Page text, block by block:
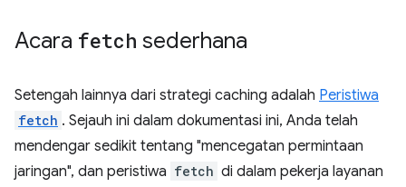
Acara fetch sederhana
Setengah lainnya dari strategi caching adalah Peristiwa
fetch . Sejauh ini dalam dokumentasi ini, Anda telah
mendengar sedikit tentang "mencegatan permintaan
jaringan", dan peristiwa fetch di dalam pekerja layanan